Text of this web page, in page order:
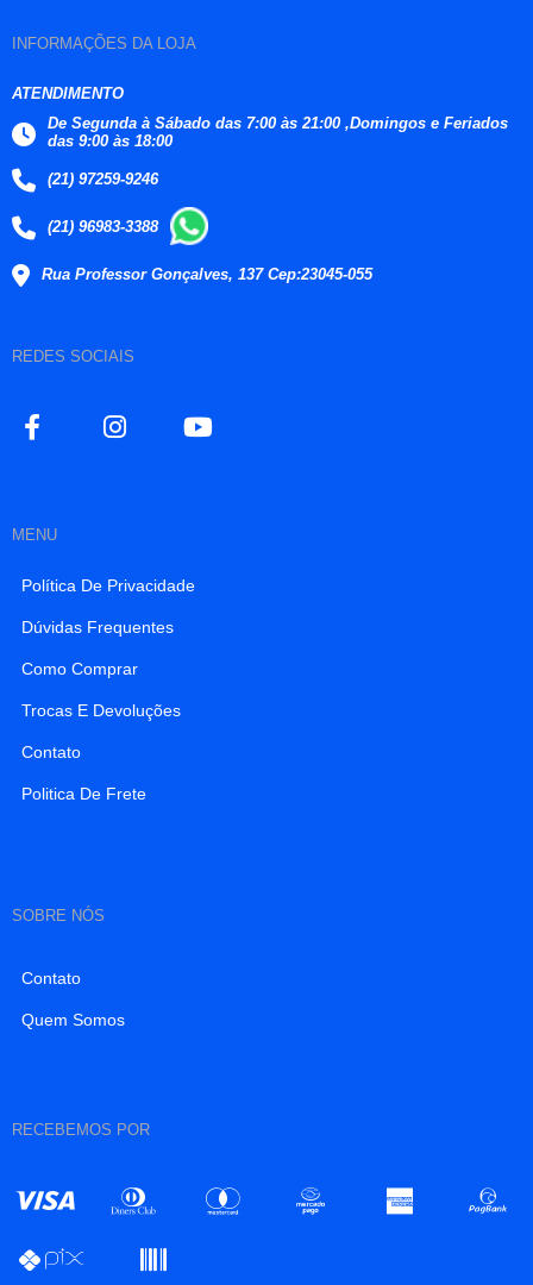
INFORMAÇÕES DA LOJA
ATENDIMENTO
De Segunda à Sábado das 7:00 às 21:00 ,Domingos e Feriados
das 9:00 às 18:00
(21) 97259-9246
(21) 96983-3388
Rua Professor Gonçalves, 137 Cep:23045-055
REDES SOCIAIS
MENU
Política De Privacidade
Dúvidas Frequentes
Como Comprar
Trocas E Devoluções
Contato
Politica De Frete
SOBRE NÓS
Contato
Quem Somos
RECEBEMOS POR